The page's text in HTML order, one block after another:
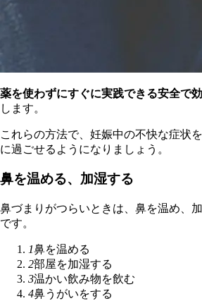
薬を使わずにすぐに実践できる安全で
します。
これらの方法で、妊娠中の不快な症状
に過ごせるようになりましょう。
鼻を温める、加湿する
鼻づまりがつらいときは、鼻を温め、
です。
1鼻を温める
2部屋を加湿する
3温かい飲み物を飲む
4鼻うがいをする